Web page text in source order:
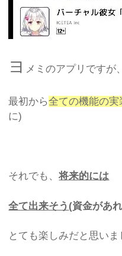
ヨ メミのアプリですが、
最初から全ての機能の実
に)
それでも、将来的には
全て出来そう (資金があ
とても楽しみだと思いま